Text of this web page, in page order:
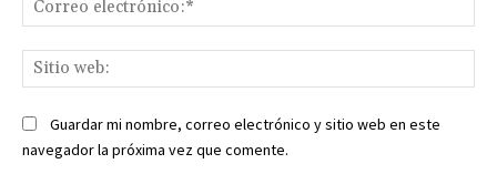
Guardar mi nombre, correo electrónico y sitio web en este
navegador la próxima vez que comente.